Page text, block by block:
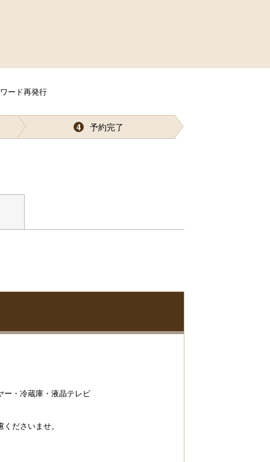
ード再発行
4 予約完了
ー・冷蔵庫・液晶テレビ
ださいませ。